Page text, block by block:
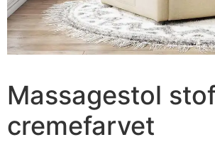
Massagestol
cremefarvet